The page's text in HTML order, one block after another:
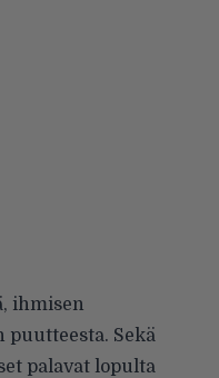
ihmisen
puutteesta. Sekä
palavat lopulta